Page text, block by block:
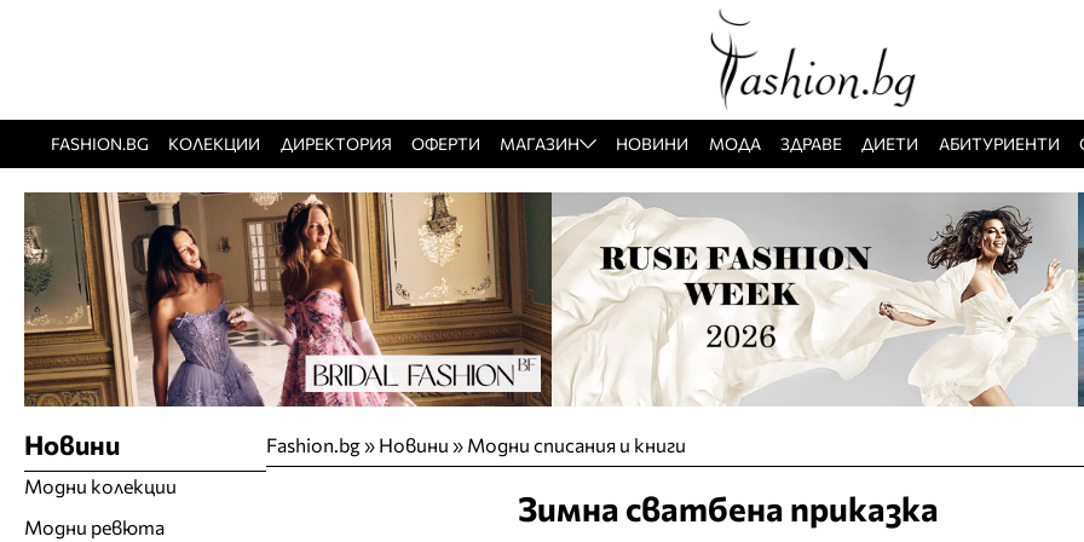
FASHION.BG КОЛЕКЦИИ ДИРЕКТОРИЯ ОФЕРТИ МАГАЗИН НОВИНИ МОДА ЗДРАВЕ ДИЕТИ АБИТУРИЕНТИ
Fashion.bg» Новини » Модни списания и книги
Зимна сватбена приказка
Новини
Модни колекции
Модни ревюта